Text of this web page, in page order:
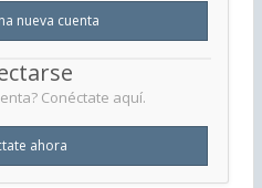
nueva cuenta
Conéctate aquí.
ahora